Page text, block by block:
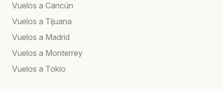
Vuelos a Cancún
Vuelos a Tijuana
Vuelos a Madrid
Vuelos a Monterrey
Vuelos a Tokio